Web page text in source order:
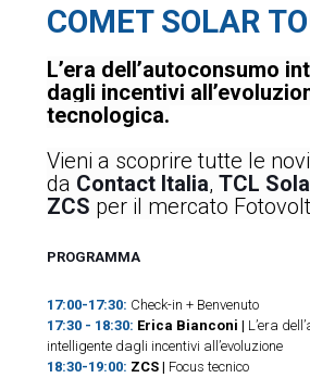
COMETSOLAR
L’era dell’autoconsumo
dagli incentivi
tecnologica.
Vieni a scoprire tutte le
da Contact Italia, TCL
ZCS per il mercato
PROGRAMMA
17:00-17:30: Check-in + Benvenuto
17:30 - 18:30: Erica Bianconi | L’era
intelligente dagli incentivi all’evoluzione
18:30-19:00: ZCS | Focus tecnico